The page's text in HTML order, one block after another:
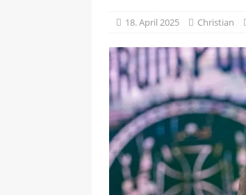
18. April 2025 Christian